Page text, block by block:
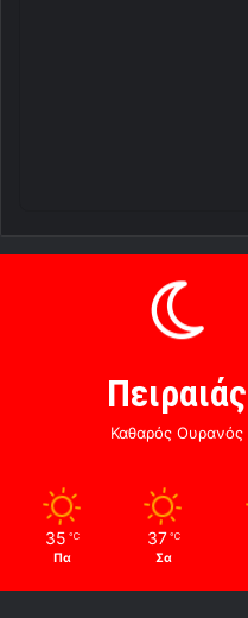
Πειραιάς
Καθαρός Ουρανός
35 ℃
Πα
37 ℃
Σα